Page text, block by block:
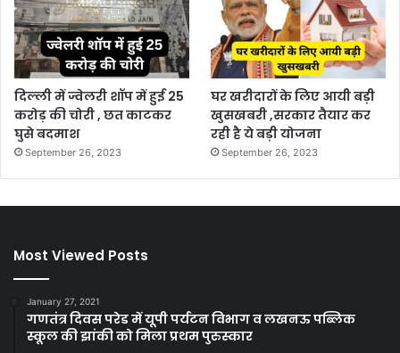
दिल्ली में ज्वेलरी शॉप में हुई 25
करोड़ की चोरी , छत काटकर
घुसे बदमाश
September 26, 2023
घर खरीदारों के लिए आयी बड़ी
खुसखबरी ,सरकार तैयार कर
रही है ये बड़ी योजना
September 26, 2023
Most Viewed Posts
January 27, 2021
गणतंत्र दिवस परेड में यूपी पर्यटन विभाग व लखनऊ पब्लिक
स्कूल की झांकी को मिला प्रथम पुरुस्कार